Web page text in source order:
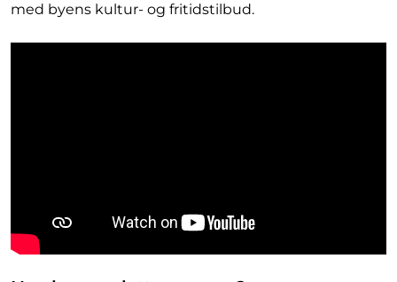
med byens kultur- og fritidstilbud.